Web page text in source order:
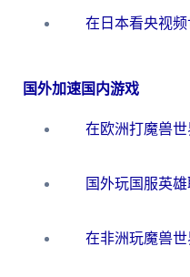
国外加速国内游戏